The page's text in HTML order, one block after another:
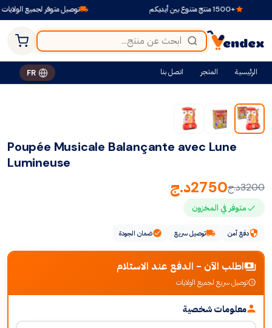
توصيل متوفر لجميع الولايات
الرئيسية المتجر اتصل بنا FR
-14%
Poupée Musicale Balançante avec Lune
Lumineuse
3200د.ج2750د.ج
متوفر في المخزون
دفع آمن توصيل سريع ضمان الجودة
اطلب الآن - الدفع عند الاستلام
توصيل سريع لجميع الولايات
معلومات شخصية